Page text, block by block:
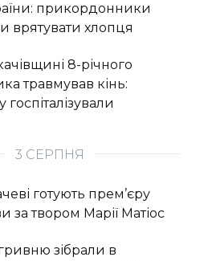
прикордонники
врятувати хлопця
8-річного
травмував кінь:
3 СЕРПНЯ
готують прем’єру
за твором Марії Матіос
зібрали в